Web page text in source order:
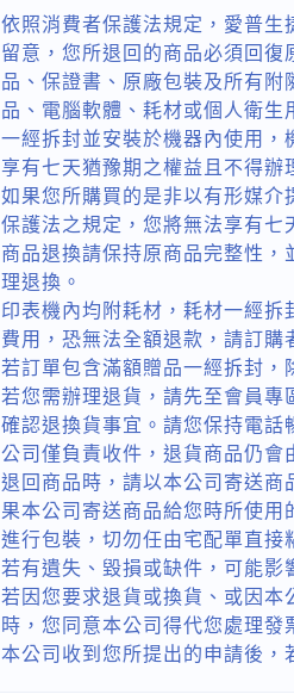
依照消費者保護法規定，愛普
留意，您所退回的商品必須回
品、保證書、原廠包裝及所有
品、電腦軟體、耗材或個人衛
一經拆封並安裝於機器內使用
享有七天猶豫期之權益且不得辦
如果您所購買的是非以有形媒
保護法之規定，您將無法享有七
商品退換請保持原商品完整性
理退換。
印表機內均附耗材，耗材一經
費用，恐無法全額退款，請訂購
若訂單包含滿額贈品一經拆封，
若您需辦理退貨，請先至會員
確認退換貨事宜。請您保持電
公司僅負責收件，退貨商品仍會
退回商品時，請以本公司寄送
果本公司寄送商品給您時所使
進行包裝，切勿任由宅配單直接
若有遺失、毀損或缺件，可能影
若因您要求退貨或換貨、或因
時，您同意本公司得代您處理
本公司收到您所提出的申請後，